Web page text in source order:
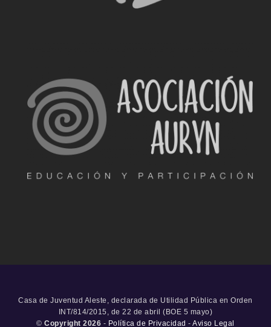
Casa de Juventud Aleste, declarada de Utilidad Pública en Orden
INT/814/2015, de 22 de abril (BOE 5 mayo)
© Copyright 2026 - Política de Privacidad -Aviso Legal